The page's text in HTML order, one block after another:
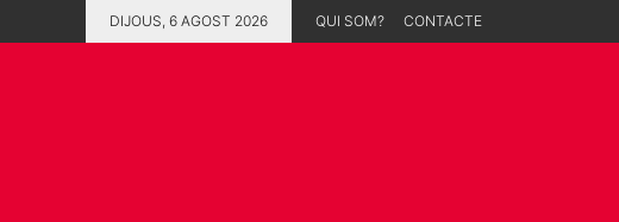
DIJOUS, 6 AGOST 2026 QUI SOM? CONTACTE